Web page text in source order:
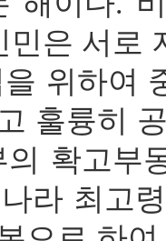
민은 서로
위하여
훌륭히
확고부
라 최고